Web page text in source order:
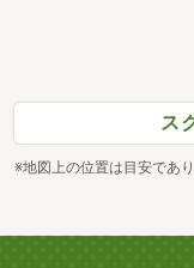
ス
※地図上の位置は目安であ